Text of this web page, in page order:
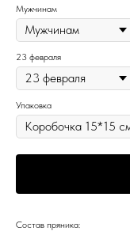
Мужчинам
23 февраля
Упаковка
Состав пряника: